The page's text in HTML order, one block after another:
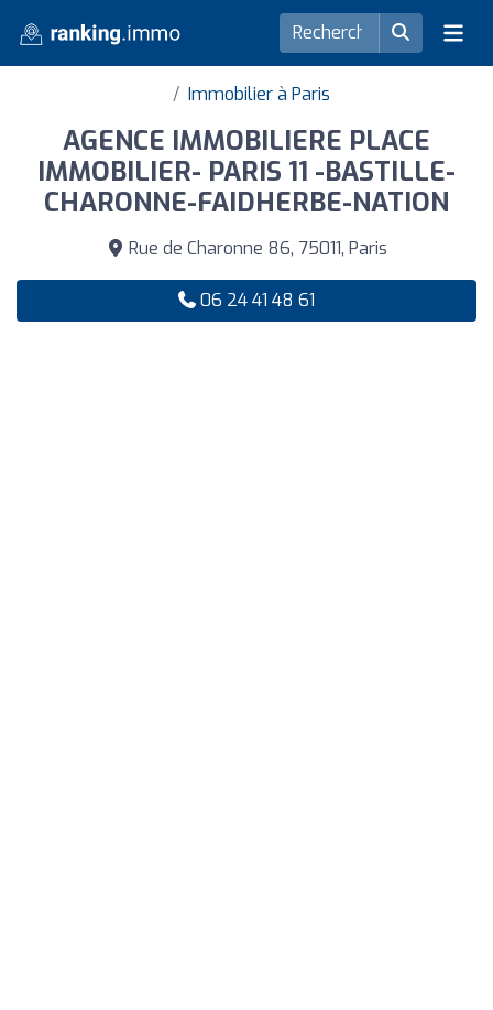
Immobilier à Paris
AGENCE IMMOBILIERE PLACE
IMMOBILIER- PARIS 11 -BASTILLE-
CHARONNE-FAIDHERBE-NATION
Rue de Charonne 86, 75011, Paris
06 24 41 48 61